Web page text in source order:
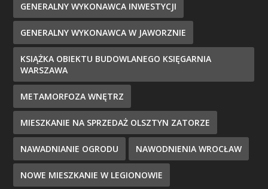
GENERALNY WYKONAWCA INWESTYCJI
GENERALNY WYKONAWCA W JAWORZNIE
KSIĄŻKA OBIEKTU BUDOWLANEGO KSIĘGARNIA
WARSZAWA
METAMORFOZA WNĘTRZ
MIESZKANIE NA SPRZEDAŻ OLSZTYN ZATORZE
NAWADNIANIE OGRODU NAWODNIENIA WROCŁAW
NOWE MIESZKANIE W LEGIONOWIE